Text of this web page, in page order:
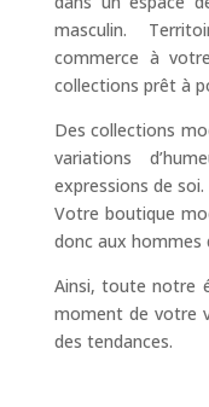
masculin.
commerce à
collections prêt à
Des collections
variations
expressions de soi.
Votre boutique
donc aux hommes
Ainsi, toute notre
moment de votre
des tendances.